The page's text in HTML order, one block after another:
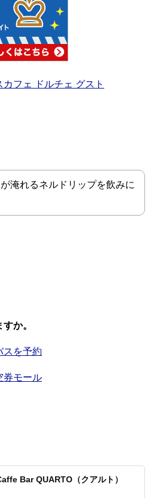
フェ ドルチェ グスト
淹れるネルドリップを飲みに
か。
スを予約
券モール
Bar QUARTO（クアルト）